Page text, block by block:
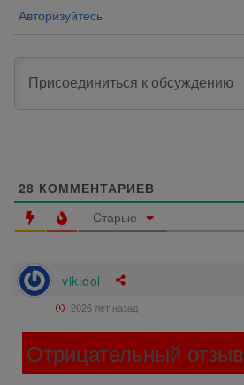
Авторизуйтесь
28 КОММЕНТАРИЕВ
Старые
vikidol
2026 лет назад
Отрицательный отзыв